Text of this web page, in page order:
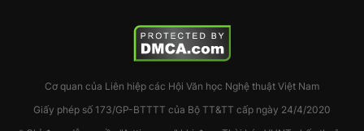
Cơ quan của Liên hiệp các Hội Văn học Nghệ thuật Việt Nam
Giấy phép số 173/GP-BTTTT của Bộ TT&TT cấp ngày 24/4/2020